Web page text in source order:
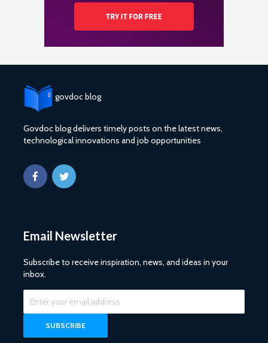
govdoc blog
Govdoc blog delivers timely posts on the latest news,
technological innovations and job opportunities
Email Newsletter
Subscribe to receive inspiration, news, and ideas in your
inbox.